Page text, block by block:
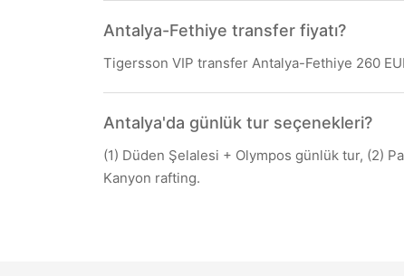
Antalya-Fethiye transfer fiyatı?
Tigersson VIP transfer Antalya-Fethiye 260
Antalya'da günlük tur seçenekleri?
(1) Düden Şelalesi + Olympos günlük tur, (2)
Kanyon rafting.